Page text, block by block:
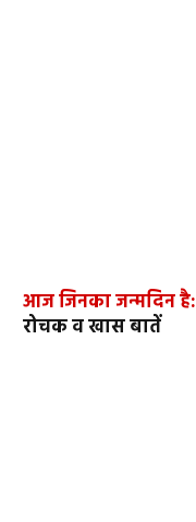
आज जिनका जन्मदिन है:
रोचक व खास बातें